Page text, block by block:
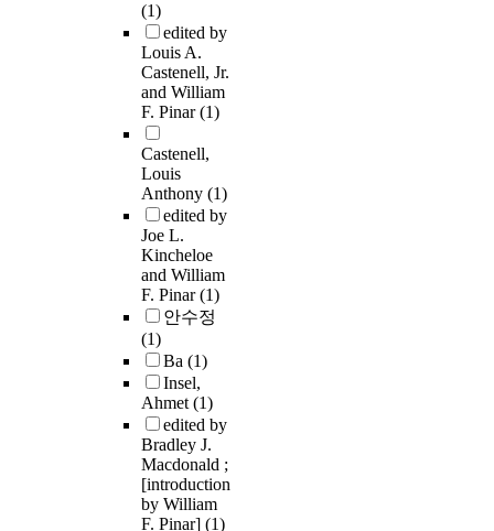
(1)
edited by
Louis A.
Castenell, Jr.
and William
F. Pinar(1)
Castenell,
Louis
Anthony (1)
edited by
Joe L.
Kincheloe
and William
F. Pinar(1)
안수정
(1)
Ba (1)
Insel,
Ahmet(1)
edited by
Bradley J.
Macdonald ;
[introduction
by William
F. Pinar] (1)